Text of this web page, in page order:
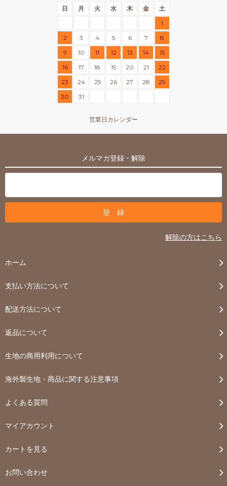
日
月 火 水 木 金
土
1
2
3 4 5 6 7
8
9
10 11 12 13 14
15
16
17 18 19 20 21
22
23
24 25 26 27 28
29
30
31
営業日カレンダー
メルマガ登録・解除
解除の方はこちら
ホーム
支払い方法について
配送方法について
返品について
生地の商用利用について
海外製生地・商品に関する注意事項
よくある質問
マイアカウント
カートを見る
お問い合わせ